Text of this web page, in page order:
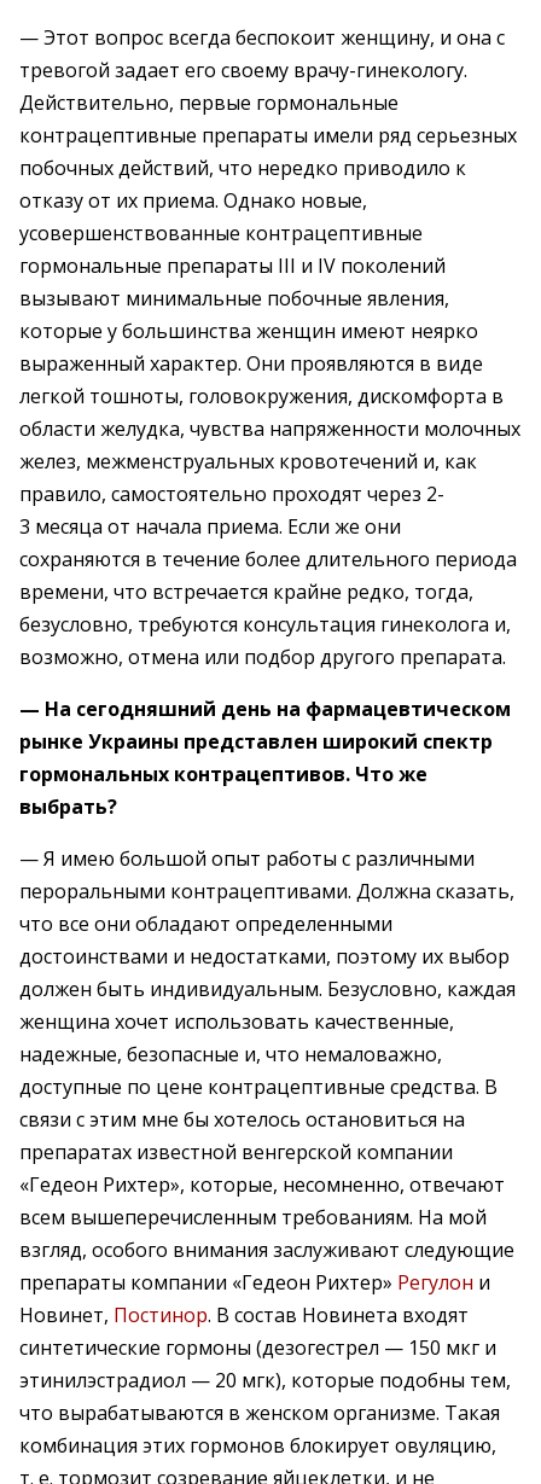
— Этот вопрос всегда беспокоит женщину, и она с
тревогой задает его своему врачу-гинекологу.
Действительно, первые гормональные
контрацептивные препараты имели ряд серьезных
побочных действий, что нередко приводило к
отказу от их приема. Однако новые,
усовершенствованные контрацептивные
гормональные препараты III и IV поколений
вызывают минимальные побочные явления,
которые у большинства женщин имеют неярко
выраженный характер. Они проявляются в виде
легкой тошноты, головокружения, дискомфорта в
области желудка, чувства напряженности молочных
желез, межменструальных кровотечений и, как
правило, самостоятельно проходят через 2-
3 месяца от начала приема. Если же они
сохраняются в течение более длительного периода
времени, что встречается крайне редко, тогда,
безусловно, требуются консультация гинеколога и,
возможно, отмена или подбор другого препарата.
— На сегодняшний день на фармацевтическом
рынке Украины представлен широкий спектр
гормональных контрацептивов. Что же
выбрать?
— Я имею большой опыт работы с различными
пероральными контрацептивами. Должна сказать,
что все они обладают определенными
достоинствами и недостатками, поэтому их выбор
должен быть индивидуальным. Безусловно, каждая
женщина хочет использовать качественные,
надежные, безопасные и, что немаловажно,
доступные по цене контрацептивные средства. В
связи с этим мне бы хотелось остановиться на
препаратах известной венгерской компании
«Гедеон Рихтер», которые, несомненно, отвечают
всем вышеперечисленным требованиям. На мой
взгляд, особого внимания заслуживают следующие
препараты компании «Гедеон Рихтер» Регулон и
Новинет, Постинор. В состав Новинета входят
синтетические гормоны (дезогестрел — 150 мкг и
этинилэстрадиол — 20 мгк), которые подобны тем,
что вырабатываются в женском организме. Такая
комбинация этих гормонов блокирует овуляцию,
т. е. тормозит созревание яйцеклетки, и не